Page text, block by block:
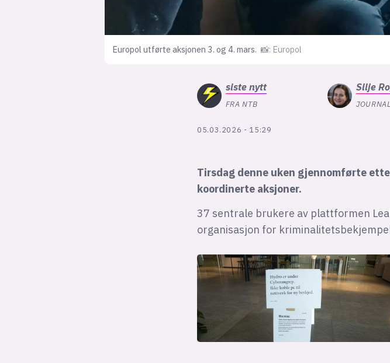
Europol utførte aksjonen 3. og 4. mars. 📸: Europol
sistenytt
FRA NTB
Silje
05.03.2026 - 15:29
Tirsdag denne uken gjennomførte
koordinerte aksjoner.
37 sentrale brukere av plattformen
organisasjon for